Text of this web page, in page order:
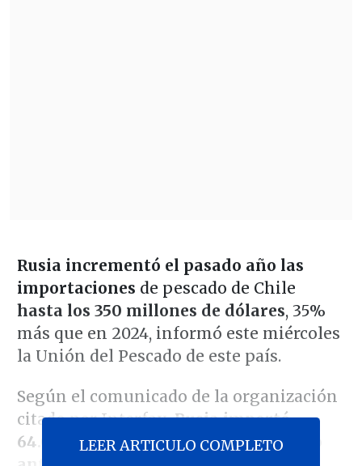
Rusia incrementó el pasado año las
importaciones de pescado de Chile
hasta los 350 millones de dólares, 35%
más que en 2024, informó este miércoles
la Unión del Pescado de este país.
Según el comunicado de la organización
citado por Interfax,Rusia importó
64.000 toneladas, 28% más que el año
LEER ARTICULO COMPLETO